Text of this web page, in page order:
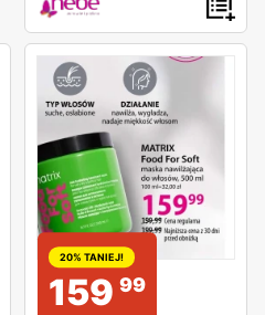
20% TANIEJ!
159 99